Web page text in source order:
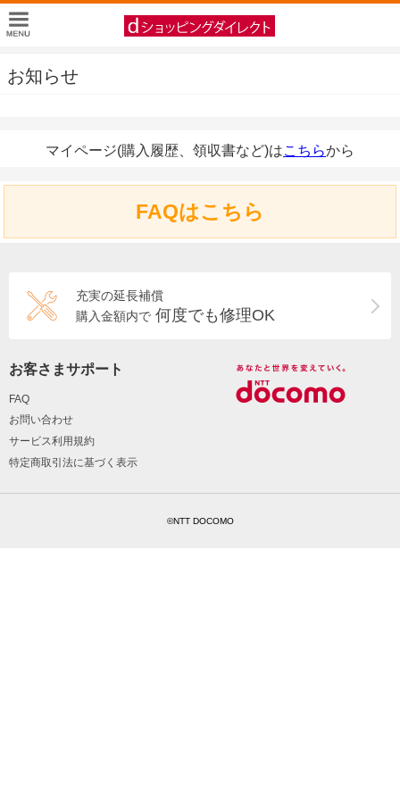
お知らせ
マイページ(購入履歴、領収書など)はこちらから
FAQはこちら
充実の延長補償
購入金額内で 何度でも修理OK
お客さまサポート
FAQ
お問い合わせ
サービス利用規約
特定商取引法に基づく表示
©NTT DOCOMO